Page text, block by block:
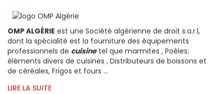
OMP ALGÉRIE est une Société algérienne de droit s.a.r.l,
dont la spécialité est la fourniture des équipements
professionnels de cuisine tel que marmites , Poêles;
éléments divers de cuisines , Distributeurs de boissons et
de céréales, Frigos et fours ...
LIRE LA SUITE